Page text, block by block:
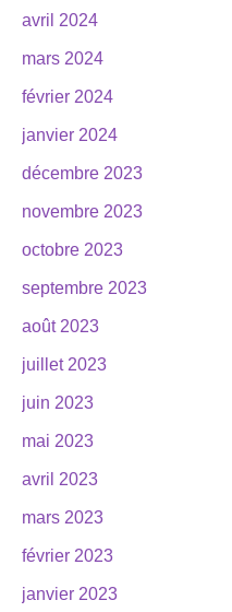
avril 2024
mars 2024
février 2024
janvier 2024
décembre 2023
novembre 2023
octobre 2023
septembre 2023
août 2023
juillet 2023
juin 2023
mai 2023
avril 2023
mars 2023
février 2023
janvier 2023